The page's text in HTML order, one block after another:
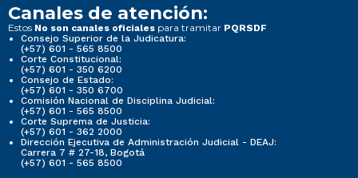
Canales de atención:
Estos No son canales oficiales para tramitar PQRSDF
Consejo Superior de la Judicatura:
(+57) 601 - 565 8500
Corte Constitucional:
(+57) 601 - 350 6200
Consejo de Estado:
(+57) 601 - 350 6700
Comisión Nacional de Disciplina Judicial:
(+57) 601 - 565 8500
Corte Suprema de Justicia:
(+57) 601 - 362 2000
Dirección Ejecutiva de Administración Judicial - DEAJ:
Carrera 7 # 27-18, Bogotá
(+57) 601 - 565 8500